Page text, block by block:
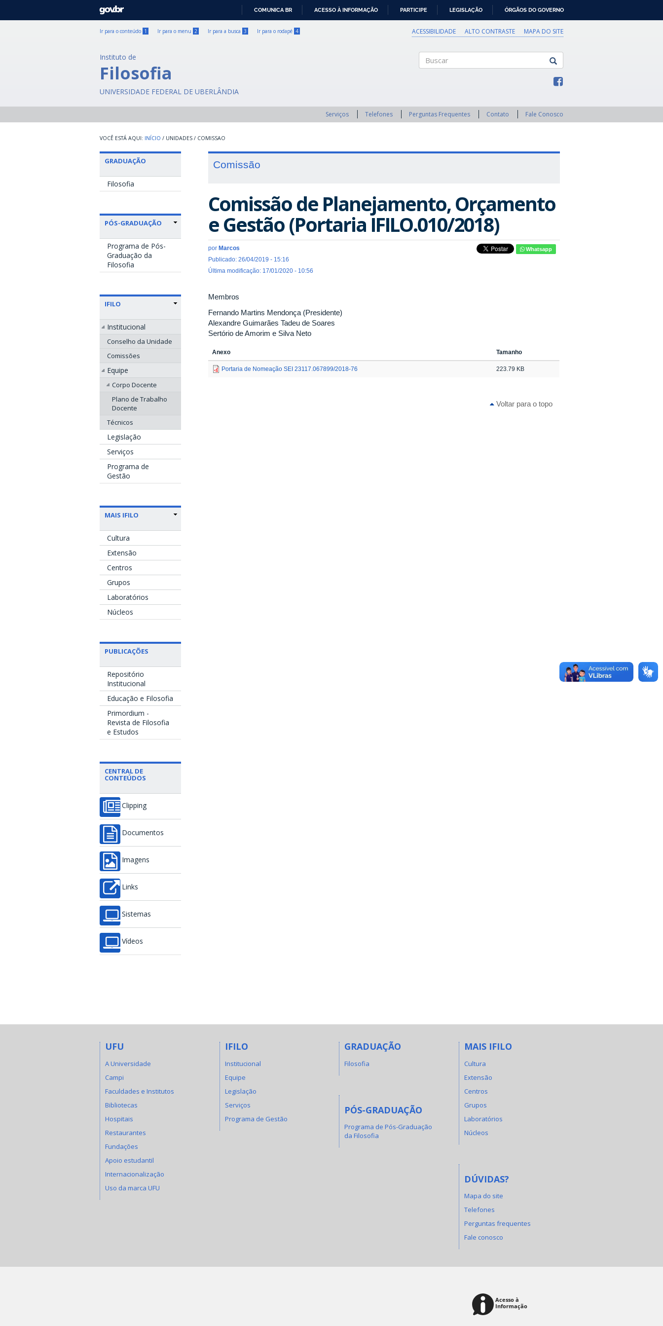
GOVBR
COMUNICA BR ACESSO À INFORMAÇÃO PARTICIPE LEGISLAÇÃO ÓRGÃOS DO GOVERNO
Ir para o conteúdo 1 Ir para o menu 2 Ir para a busca 3 Ir para o rodapé 4 ACESSIBILIDADE ALTO CONTRASTE MAPA DO SITE
Instituto de
Filosofia
UNIVERSIDADE FEDERAL DE UBERLÂNDIA
Serviços Telefones Perguntas Frequentes Contato Fale Conosco
INÍCIO / UNIDADES / COMISSAO
GRADUAÇÃO
Filosofia
PÓS-GRADUAÇÃO
Programa de Pós-
Graduação da
Filosofia
IFILO
Institucional
Conselho da Unidade
Comissões
Equipe
Corpo Docente
Plano de Trabalho
Docente
Técnicos
Legislação
Serviços
Programa de
Gestão
MAIS IFILO
Cultura
Extensão
Centros
Grupos
Laboratórios
Núcleos
PUBLICAÇÕES
Repositório
Institucional
Educação e Filosofia
Primordium -
Revista de Filosofia
e Estudos
CENTRAL DE
CONTEÚDOS
Clipping
Documentos
Imagens
Links
Sistemas
Vídeos
Comissão
Comissão de Planejamento, Orçamento
e Gestão (Portaria IFILO.010/2018)
por Marcos
Publicado: 26/04/2019 - 15:16
Última modificação: 17/01/2020 - 10:56
Whatsapp
Membros
Fernando Martins Mendonça (Presidente)
Alexandre Guimarães Tadeu de Soares
Sertório de Amorim e Silva Neto
Anexo Tamanho
Portaria de Nomeação SEI 23117.067899/2018-76 223.79 KB
Voltar para o topo
UFU
A Universidade
Campi
Faculdades e Institutos
Bibliotecas
Hospitais
Restaurantes
Fundações
Apoio estudantil
Internacionalização
Uso da marca UFU
IFILO
Institucional
Equipe
Legislação
Serviços
Programa de Gestão
GRADUAÇÃO
Filosofia
PÓS-GRADUAÇÃO
Programa de Pós-Graduação
da Filosofia
MAIS IFILO
Cultura
Extensão
Centros
Grupos
Laboratórios
Núcleos
DÚVIDAS?
Mapa do site
Telefones
Perguntas frequentes
Fale conosco